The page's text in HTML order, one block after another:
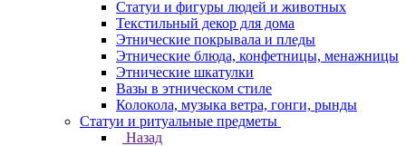
Статуи и фигуры людей и животных
Текстильный декор для дома
Этнические покрывала и пледы
Этнические блюда, конфетницы, менажницы
Этнические шкатулки
Вазы в этническом стиле
Колокола, музыка ветра, гонги, рынды
Статуи и ритуальные предметы
Назад